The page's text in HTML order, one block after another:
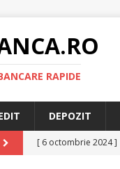
RAPIDE
DEPOZIT
[ 6 octombrie 2024 ]